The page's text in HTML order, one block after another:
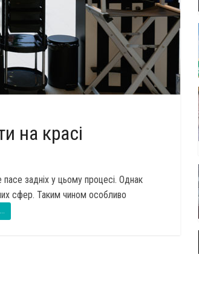
на красі
задніх у цьому процесі. Однак
сфер. Таким чином особливо